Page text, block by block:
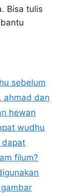
Bisa tulis
sebelum
ahmad dan
hewan
wudhu
dapat
filum?